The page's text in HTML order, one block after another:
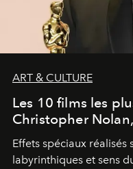
ART & CULTURE
Les 10 films les
Christopher
Effets spéciaux réalisés
labyrinthiques et sens